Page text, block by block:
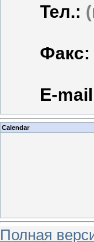
Тел.:
Факс:
E-mail:
Calendar
Полная